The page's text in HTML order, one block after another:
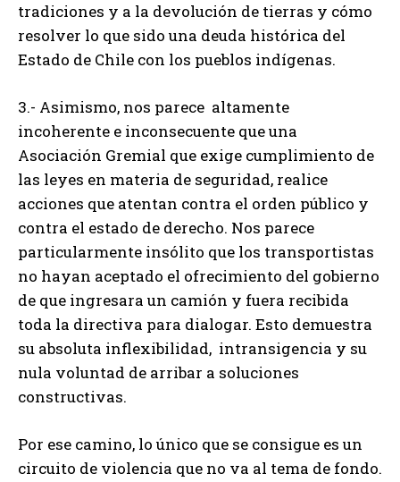
tradiciones y a la devolución de tierras y cómo
resolver lo que sido una deuda histórica del
Estado de Chile con los pueblos indígenas.
3.- Asimismo, nos parece altamente
incoherente e inconsecuente que una
Asociación Gremial que exige cumplimiento de
las leyes en materia de seguridad, realice
acciones que atentan contra el orden público y
contra el estado de derecho. Nos parece
particularmente insólito que los transportistas
no hayan aceptado el ofrecimiento del gobierno
de que ingresara un camión y fuera recibida
toda la directiva para dialogar. Esto demuestra
su absoluta inflexibilidad, intransigencia y su
nula voluntad de arribar a soluciones
constructivas.
Por ese camino, lo único que se consigue es un
circuito de violencia que no va al tema de fondo.